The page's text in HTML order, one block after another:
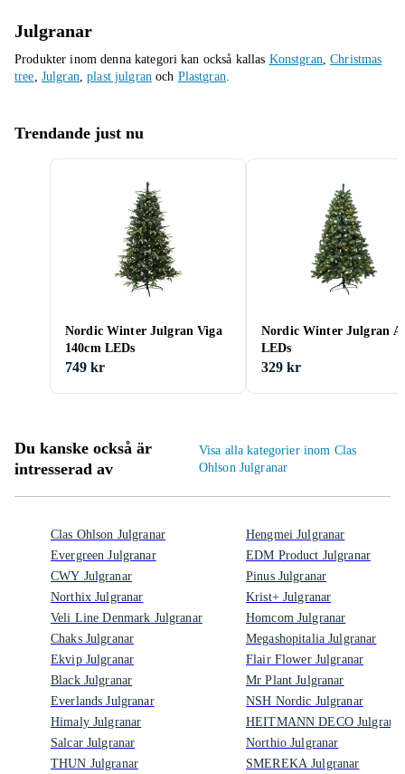
Julgranar
Produkter inom denna kategori kan också kallas Konstgran,Christmas
tree, Julgran,plast julgranoch Plastgran.
Trendande just nu
Nordic Winter Julgran Viga
140cm LEDs
749 kr
Nordic Winter Julgran
LEDs
329 kr
Du kanske också är
intresserad av
Visa alla kategorier inom Clas
Ohlson Julgranar
Clas Ohlson Julgranar
Evergreen Julgranar
CWY Julgranar
Northix Julgranar
Veli Line Denmark Julgranar
Chaks Julgranar
Ekvip Julgranar
Black Julgranar
Everlands Julgranar
Himaly Julgranar
Salcar Julgranar
THUN Julgranar
Hengmei Julgranar
EDM Product Julgranar
Pinus Julgranar
Krist+ Julgranar
Homcom Julgranar
Megashopitalia Julgranar
Flair Flower Julgranar
Mr Plant Julgranar
NSH Nordic Julgranar
HEITMANN DECO Julgranar
Northio Julgranar
SMEREKA Julgranar